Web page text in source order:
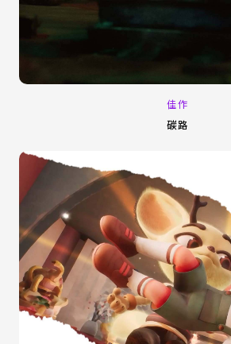
佳作
碳路